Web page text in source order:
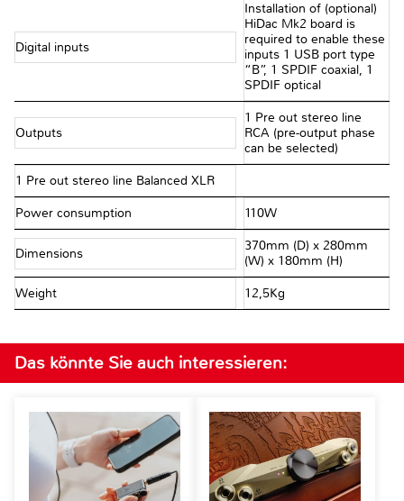
Digital inputs
Installation of (optional)
HiDac Mk2 board is
required to enable these
inputs 1 USB port type
“B”, 1 SPDIF coaxial, 1
SPDIF optical
Outputs
1 Pre out stereo line
RCA (pre-output phase
can be selected)
1 Pre out stereo line Balanced XLR
Power consumption 110W
Dimensions
370mm (D) x 280mm
(W) x 180mm (H)
Weight 12,5Kg
Das könnte Sie auch interessieren: